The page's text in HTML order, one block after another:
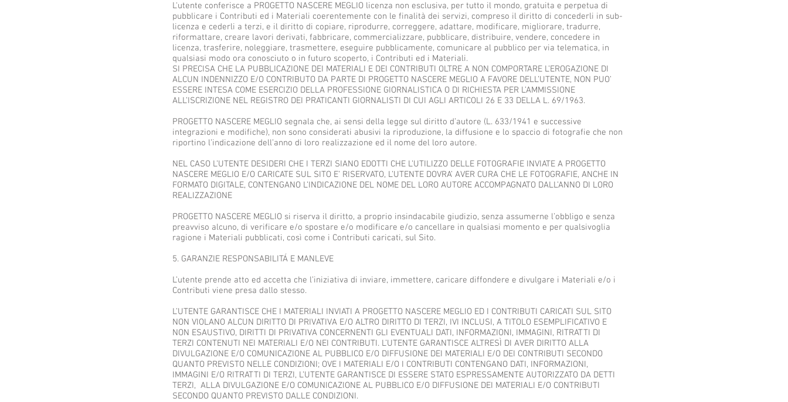
L'utente conferisce a PROGETTO NASCERE MEGLIO licenza non esclusiva, per tutto il mondo, gratuita e perpetua di
pubblicare i Contributi ed i Materiali coerentemente con le finalità dei servizi, compreso il diritto di concederli in sub-
licenza e cederli a terzi, e il diritto di copiare, riprodurre, correggere, adattare, modificare, migliorare, tradurre,
riformattare, creare lavori derivati, fabbricare, commercializzare, pubblicare, distribuire, vendere, concedere in
licenza, trasferire, noleggiare, trasmettere, eseguire pubblicamente, comunicare al pubblico per via telematica, in
qualsiasi modo ora conosciuto o in futuro scoperto, i Contributi ed i Materiali.
SI PRECISA CHE LA PUBBLICAZIONE DEI MATERIALI E DEI CONTRIBUTI OLTRE A NON COMPORTARE L’EROGAZIONE DI
ALCUN INDENNIZZO E/O CONTRIBUTO DA PARTE DI PROGETTO NASCERE MEGLIO A FAVORE DELL’UTENTE, NON PUO’
ESSERE INTESA COME ESERCIZIO DELLA PROFESSIONE GIORNALISTICA O DI RICHIESTA PER L’AMMISSIONE
ALL’ISCRIZIONE NEL REGISTRO DEI PRATICANTI GIORNALISTI DI CUI AGLI ARTICOLI 26 E 33 DELLA L. 69/1963.
PROGETTO NASCERE MEGLIO segnala che, ai sensi della legge sul diritto d’autore (L. 633/1941 e successive
integrazioni e modifiche), non sono considerati abusivi la riproduzione, la diffusione e lo spaccio di fotografie che non
riportino l’indicazione dell’anno di loro realizzazione ed il nome del loro autore.
NEL CASO L’UTENTE DESIDERI CHE I TERZI SIANO EDOTTI CHE L’UTILIZZO DELLE FOTOGRAFIE INVIATE A PROGETTO
NASCERE MEGLIO E/O CARICATE SUL SITO E’ RISERVATO, L’UTENTE DOVRA’ AVER CURA CHE LE FOTOGRAFIE, ANCHE IN
FORMATO DIGITALE, CONTENGANO L’INDICAZIONE DEL NOME DEL LORO AUTORE ACCOMPAGNATO DALL’ANNO DI LORO
REALIZZAZIONE
PROGETTO NASCERE MEGLIO si riserva il diritto, a proprio insindacabile giudizio, senza assumerne l’obbligo e senza
preavviso alcuno, di verificare e/o spostare e/o modificare e/o cancellare in qualsiasi momento e per qualsivoglia
ragione i Materiali pubblicati, così come i Contributi caricati, sul Sito.
5. GARANZIE RESPONSABILITÁ E MANLEVE
L’utente prende atto ed accetta che l’iniziativa di inviare, immettere, caricare diffondere e divulgare i Materiali e/o i
Contributi viene presa dallo stesso.
L’UTENTE GARANTISCE CHE I MATERIALI INVIATI A PROGETTO NASCERE MEGLIO ED I CONTRIBUTI CARICATI SUL SITO
NON VIOLANO ALCUN DIRITTO DI PRIVATIVA E/O ALTRO DIRITTO DI TERZI, IVI INCLUSI, A TITOLO ESEMPLIFICATIVO E
NON ESAUSTIVO, DIRITTI DI PRIVATIVA CONCERNENTI GLI EVENTUALI DATI, INFORMAZIONI, IMMAGINI, RITRATTI DI
TERZI CONTENUTI NEI MATERIALI E/O NEI CONTRIBUTI. L’UTENTE GARANTISCE ALTRESÌ DI AVER DIRITTO ALLA
DIVULGAZIONE E/O COMUNICAZIONE AL PUBBLICO E/O DIFFUSIONE DEI MATERIALI E/O DEI CONTRIBUTI SECONDO
QUANTO PREVISTO NELLE CONDIZIONI; OVE I MATERIALI E/O I CONTRIBUTI CONTENGANO DATI, INFORMAZIONI,
IMMAGINI E/O RITRATTI DI TERZI, L’UTENTE GARANTISCE DI ESSERE STATO ESPRESSAMENTE AUTORIZZATO DA DETTI
TERZI, ALLA DIVULGAZIONE E/O COMUNICAZIONE AL PUBBLICO E/O DIFFUSIONE DEI MATERIALI E/O CONTRIBUTI
SECONDO QUANTO PREVISTO DALLE CONDIZIONI.